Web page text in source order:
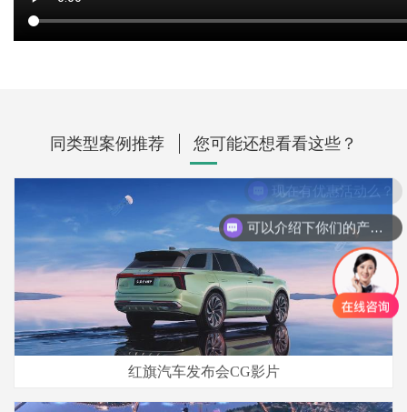
同类型案例推荐 您可能还想看看这些？
红旗汽车发布会CG影片
可以介绍下你们的产品么？
现在有优惠活动么？